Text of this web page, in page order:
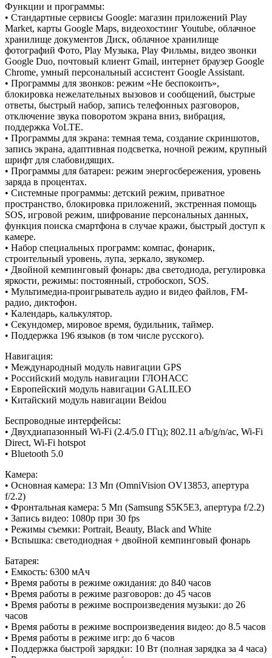
Функции и программы:
• Стандартные сервисы Google: магазин приложений Play
Market, карты Google Maps, видеохостинг Youtube, облачное
хранилище документов Диск, облачное хранилище
фотографий Фото, Play Музыка, Play Фильмы, видео звонки
Google Duo, почтовый клиент Gmail, интернет браузер Google
Chrome, умный персональный ассистент Google Assistant.
• Программы для звонков: режим «Не беспокоить»,
блокировка нежелательных вызовов и сообщений, быстрые
ответы, быстрый набор, запись телефонных разговоров,
отключение звука поворотом экрана вниз, вибрация,
поддержка VoLTE.
• Программы для экрана: темная тема, создание скриншотов,
запись экрана, адаптивная подсветка, ночной режим, крупный
шрифт для слабовидящих.
• Программы для батареи: режим энергосбережения, уровень
заряда в процентах.
• Системные программы: детский режим, приватное
пространство, блокировка приложений, экстренная помощь
SOS, игровой режим, шифрование персональных данных,
функция поиска смартфона в случае кражи, быстрый доступ к
камере.
• Набор специальных программ: компас, фонарик,
строительный уровень, лупа, зеркало, звукомер.
• Двойной кемпинговый фонарь: два светодиода, регулировка
яркости, режимы: постоянный, стробоскоп, SOS.
• Мультимедиа-проигрыватель аудио и видео файлов, FM-
радио, диктофон.
• Календарь, калькулятор.
• Секундомер, мировое время, будильник, таймер.
• Поддержка 196 языков (в том числе русского).
Навигация:
• Международный модуль навигации GPS
• Российский модуль навигации ГЛОНАСС
• Европейский модуль навигации GALILEO
• Китайский модуль навигации Beidou
Беспроводные интерфейсы:
• Двухдиапазонный Wi-Fi (2.4/5.0 ГГц); 802.11 a/b/g/n/ac, Wi-Fi
Direct, Wi-Fi hotspot
• Bluetooth 5.0
Камера:
• Основная камера: 13 Мп (OmniVision OV13853, апертура
f/2.2)
• Фронтальная камера: 5 Мп (Samsung S5K5E3, апертура f/2.2)
• Запись видео: 1080p при 30 fps
• Режимы съемки: Portrait, Beauty, Black and White
• Вспышка: светодиодная + двойной кемпинговый фонарь
Батарея:
• Емкость: 6300 мАч
• Время работы в режиме ожидания: до 840 часов
• Время работы в режиме разговоров: до 45 часов
• Время работы в режиме воспроизведения музыки: до 26
часов
• Время работы в режиме воспроизведения видео: до 8.5 часов
• Время работы в режиме игр: до 6 часов
• Поддержка быстрой зарядки: 10 Вт (полная зарядка за 4 часа)